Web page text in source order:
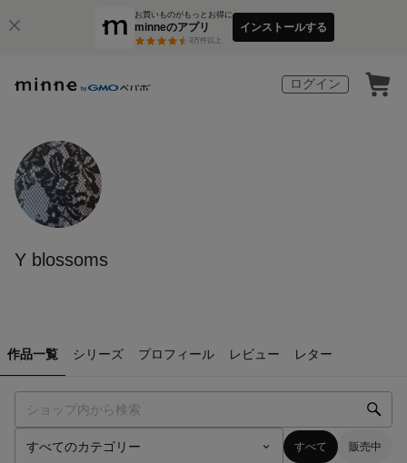
お買いものがもっとお得に
minneのアプリ
3万件以上
インストールする
ログイン
Y blossoms
作品一覧 シリーズ プロフィール レビュー レター
すべて 販売中